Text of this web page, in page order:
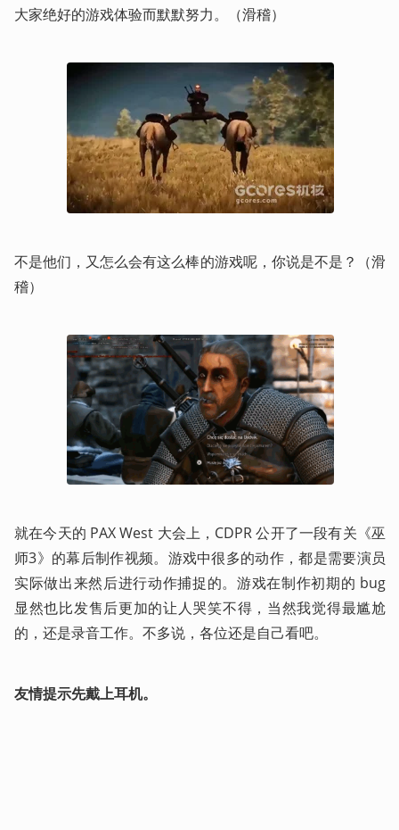
大家绝好的游戏体验而默默努力。（滑稽）
不是他们，又怎么会有这么棒的游戏呢，你说是不是？（滑
稽）
就在今天的 PAX West 大会上，CDPR 公开了一段有关《巫
师3》的幕后制作视频。游戏中很多的动作，都是需要演员
实际做出来然后进行动作捕捉的。游戏在制作初期的 bug
显然也比发售后更加的让人哭笑不得，当然我觉得最尴尬
的，还是录音工作。不多说，各位还是自己看吧。
友情提示先戴上耳机。